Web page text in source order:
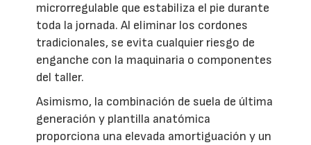
microrregulable que estabiliza el pie durante
toda la jornada. Al eliminar los cordones
tradicionales, se evita cualquier riesgo de
enganche con la maquinaria o componentes
del taller.
Asimismo, la combinación de suela de última
generación y plantilla anatómica
proporciona una elevada amortiguación y un